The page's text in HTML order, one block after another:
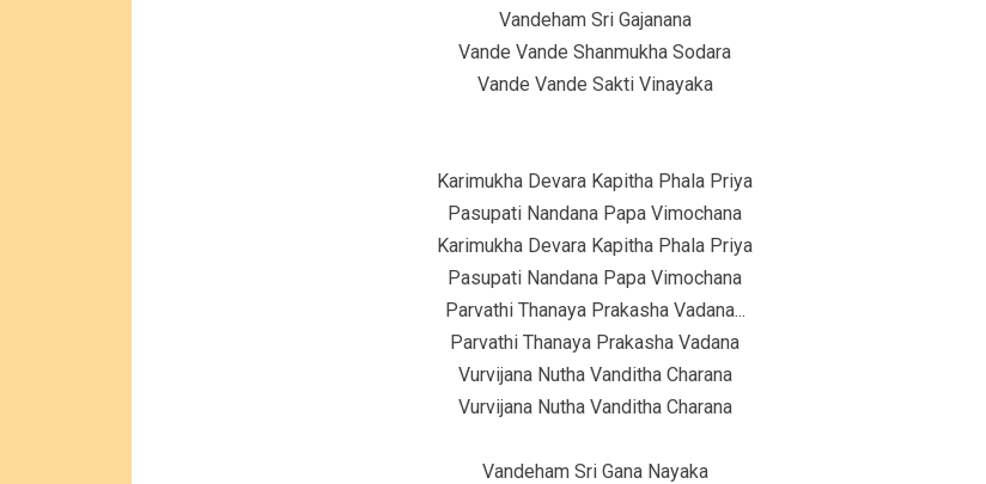
Vandeham Sri Gajanana
Vande Vande Shanmukha Sodara
Vande Vande Sakti Vinayaka
Karimukha Devara Kapitha Phala Priya
Pasupati Nandana Papa Vimochana
Karimukha Devara Kapitha Phala Priya
Pasupati Nandana Papa Vimochana
Parvathi Thanaya Prakasha Vadana...
Parvathi Thanaya Prakasha Vadana
Vurvijana Nutha Vanditha Charana
Vurvijana Nutha Vanditha Charana
Vandeham Sri Gana Nayaka